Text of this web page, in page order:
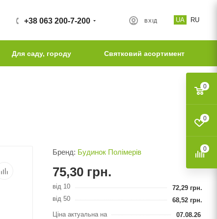
UA RU
ВХІД
+38 063 200-7-200
Для саду, городу Святковий асортимент
Бренд: Будинок Полімерів
75,30 грн.
від 10 72,29 грн.
від 50
68,52 грн.
Ціна актуальна на
07.08.26
0
0
0